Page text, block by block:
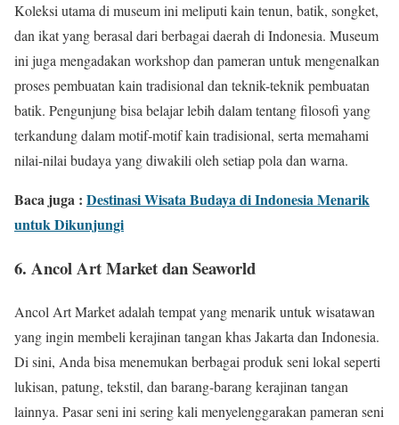
Koleksi utama di museum ini meliputi kain tenun, batik, songket,
dan ikat yang berasal dari berbagai daerah di Indonesia. Museum
ini juga mengadakan workshop dan pameran untuk mengenalkan
proses pembuatan kain tradisional dan teknik-teknik pembuatan
batik. Pengunjung bisa belajar lebih dalam tentang filosofi yang
terkandung dalam motif-motif kain tradisional, serta memahami
nilai-nilai budaya yang diwakili oleh setiap pola dan warna.
Baca juga : Destinasi Wisata Budaya di Indonesia Menarik
untuk Dikunjungi
6. Ancol Art Market dan Seaworld
Ancol Art Market adalah tempat yang menarik untuk wisatawan
yang ingin membeli kerajinan tangan khas Jakarta dan Indonesia.
Di sini, Anda bisa menemukan berbagai produk seni lokal seperti
lukisan, patung, tekstil, dan barang-barang kerajinan tangan
lainnya. Pasar seni ini sering kali menyelenggarakan pameran seni